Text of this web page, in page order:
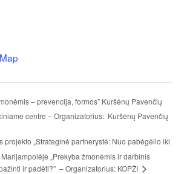
– prevencija, formos” Kuršėnų Pavenčių
centre – Organizatorius: Kuršėnų Pavenčių
projekto „Strateginė partnerystė: Nuo pabėgėlio iki
„Prekyba žmonėmis ir darbinis
ir padėti?” – Organizatorius: KOPŽI